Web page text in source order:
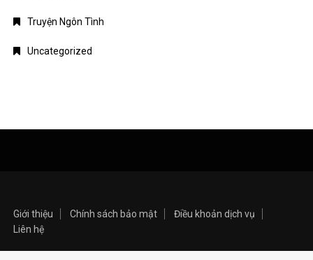
Truyện Ngôn Tình
Uncategorized
Giới thiệu Chính sách bảo mật
Điều khoản dịch vụ
Liên hệ